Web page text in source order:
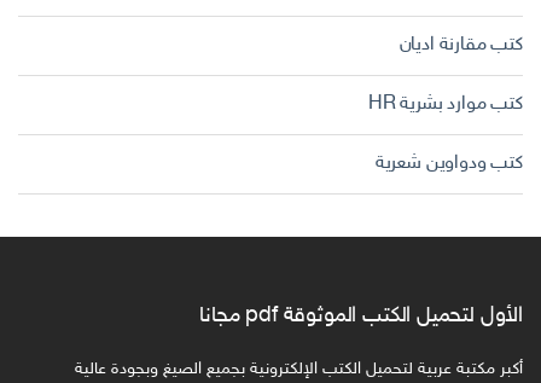
كتب مقارنة اديان
كتب موارد بشرية HR
كتب ودواوين شعرية
الأول لتحميل الكتب الموثوقة pdf مجانا
أكبر مكتبة عربية لتحميل الكتب الإلكترونية بجميع الصيغ وبجودة عالية